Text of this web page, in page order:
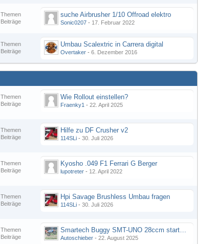
Themen
Beiträge
suche Airbrusher 1/10 Offroad elektro
Sonic0207 - 17. Februar 2022
Themen
Beiträge
Umbau Scalextric in Carrera digital
Overtaker - 6. Dezember 2016
Themen
Beiträge
Wie Rollout einstellen?
Fraenky1 - 22. April 2025
Themen
Beiträge
Hilfe zu DF Crusher v2
114SLi - 30. Juli 2026
Themen
Beiträge
Kyosho .049 F1 Ferrari G Berger
lupotreter - 12. April 2022
Themen
Beiträge
Hpi Savage Brushless Umbau fragen
114SLi - 30. Juli 2026
Themen
Beiträge
Smartech Buggy SMT-UNO 28ccm startet nicht
Autoschieber - 22. August 2025